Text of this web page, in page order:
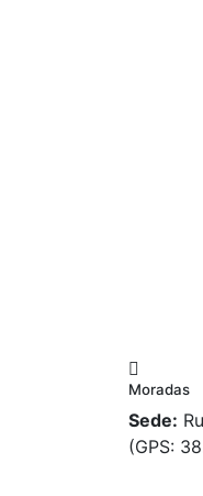
Moradas
Sede:
(GPS: